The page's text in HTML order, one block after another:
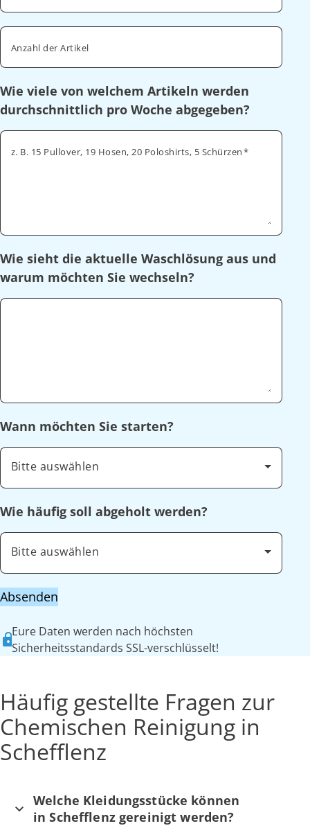
Anzahl der Artikel
Wie viele von welchem Artikeln werden
durchschnittlich pro Woche abgegeben?
z. B. 15 Pullover, 19 Hosen, 20 Poloshirts, 5 Schürzen
Wie sieht die aktuelle Waschlösung aus und
warum möchten Sie wechseln?
Wann möchten Sie starten?
Bitte auswählen
Wie häufig soll abgeholt werden?
Bitte auswählen
Absenden
Eure Daten werden nach höchsten
Sicherheitsstandards SSL-verschlüsselt!
Häufig gestellte Fragen zur
Chemischen Reinigung in
Schefflenz
Welche Kleidungsstücke können
in Schefflenz gereinigt werden?